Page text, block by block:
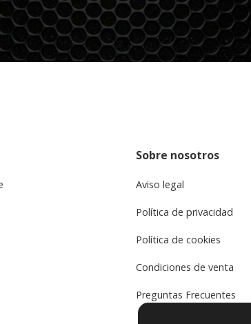
Sobre nosotros
Aviso legal
Política de privacidad
Política de cookies
Condiciones de venta
Preguntas Frecuentes